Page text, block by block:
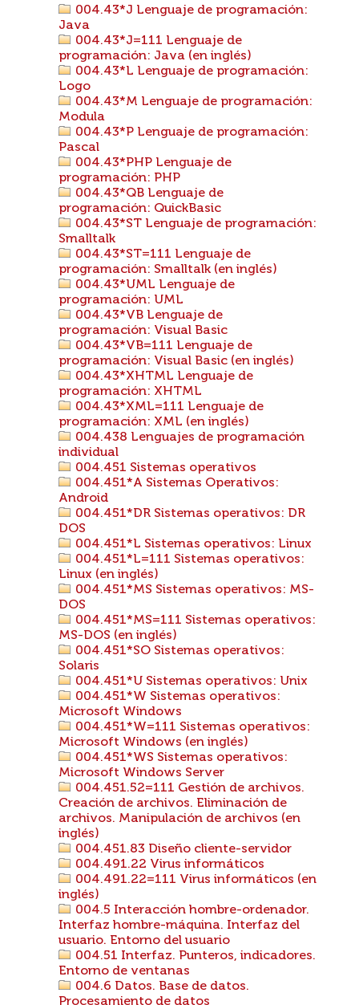
004.43*J Lenguaje de programación:
Java
004.43*J=111 Lenguaje de
programación: Java (en inglés)
004.43*L Lenguaje de programación:
Logo
004.43*M Lenguaje de programación:
Modula
004.43*P Lenguaje de programación:
Pascal
004.43*PHP Lenguaje de
programación: PHP
004.43*QB Lenguaje de
programación: QuickBasic
004.43*ST Lenguaje de programación:
Smalltalk
004.43*ST=111 Lenguaje de
programación: Smalltalk (en inglés)
004.43*UML Lenguaje de
programación: UML
004.43*VB Lenguaje de
programación: Visual Basic
004.43*VB=111 Lenguaje de
programación: Visual Basic (en inglés)
004.43*XHTML Lenguaje de
programación: XHTML
004.43*XML=111 Lenguaje de
programación: XML (en inglés)
004.438 Lenguajes de programación
individual
004.451 Sistemas operativos
004.451*A Sistemas Operativos:
Android
004.451*DR Sistemas operativos: DR
DOS
004.451*L Sistemas operativos: Linux
004.451*L=111 Sistemas operativos:
Linux (en inglés)
004.451*MS Sistemas operativos: MS-
DOS
004.451*MS=111 Sistemas operativos:
MS-DOS (en inglés)
004.451*SO Sistemas operativos:
Solaris
004.451*U Sistemas operativos: Unix
004.451*W Sistemas operativos:
Microsoft Windows
004.451*W=111 Sistemas operativos:
Microsoft Windows (en inglés)
004.451*WS Sistemas operativos:
Microsoft Windows Server
004.451.52=111 Gestión de archivos.
Creación de archivos. Eliminación de
archivos. Manipulación de archivos (en
inglés)
004.451.83 Diseño cliente-servidor
004.491.22 Virus informáticos
004.491.22=111 Virus informáticos (en
inglés)
004.5 Interacción hombre-ordenador.
Interfaz hombre-máquina. Interfaz del
usuario. Entorno del usuario
004.51 Interfaz. Punteros, indicadores.
Entorno de ventanas
004.6 Datos. Base de datos.
Procesamiento de datos